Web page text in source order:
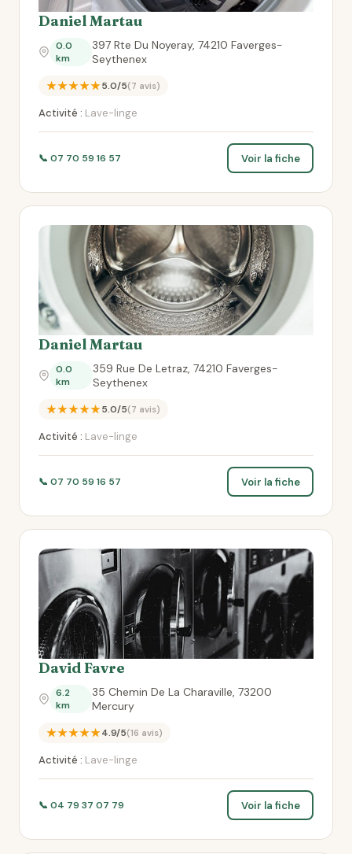
Daniel Martau
0.0
km
397 Rte Du Noyeray, 74210 Faverges-
Seythenex
★★★★★5.0/5(7 avis)
Activité : Lave-linge
📞 07 70 59 16 57 Voir la fiche
Daniel Martau
0.0
km
359 Rue De Letraz, 74210 Faverges-
Seythenex
★★★★★5.0/5(7 avis)
Activité : Lave-linge
📞 07 70 59 16 57 Voir la fiche
David Favre
6.2
km
35 Chemin De La Charaville, 73200
Mercury
★★★★★4.9/5(16 avis)
Activité : Lave-linge
📞 04 79 37 07 79 Voir la fiche